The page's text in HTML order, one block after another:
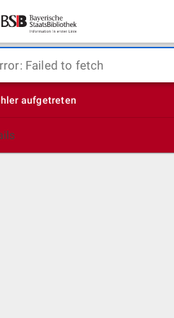
Failed to fetch
aufgetreten